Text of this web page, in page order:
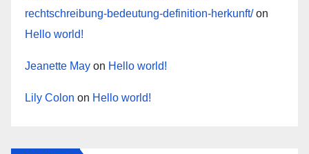
rechtschreibung-bedeutung-definition-herkunft/on
Hello world!
Jeanette May on Hello world!
Lily Colon on Hello world!